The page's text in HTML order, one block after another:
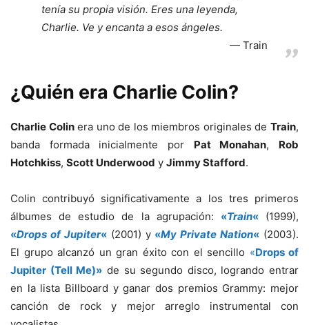
tenía su propia visión. Eres una leyenda,
Charlie. Ve y encanta a esos ángeles.
Train
¿Quién era Charlie Colin?
Charlie Colinera uno de los miembros originales deTrain,
banda formada inicialmente por Pat Monahan, Rob
Hotchkiss, Scott Underwood y Jimmy Stafford.
Colin contribuyó significativamente a los tres primeros
álbumes de estudio de la agrupación: «Train«(1999),
«Drops of Jupiter«(2001) y «My Private Nation« (2003).
El grupo alcanzó un gran éxito con el sencillo «Drops of
Jupiter (Tell Me)» de su segundo disco, logrando entrar
en la lista Billboard y ganar dos premios Grammy: mejor
canción de rock y mejor arreglo instrumental con